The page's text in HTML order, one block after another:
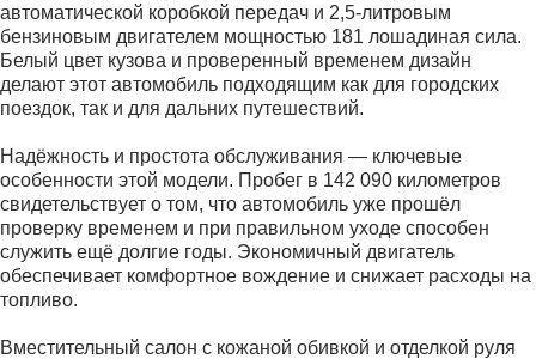
автоматической коробкой передач и 2,5-литровым
бензиновым двигателем мощностью 181 лошадиная сила.
Белый цвет кузова и проверенный временем дизайн
делают этот автомобиль подходящим как для городских
поездок, так и для дальних путешествий.
Надёжность и простота обслуживания — ключевые
особенности этой модели. Пробег в 142 090 километров
свидетельствует о том, что автомобиль уже прошёл
проверку временем и при правильном уходе способен
служить ещё долгие годы. Экономичный двигатель
обеспечивает комфортное вождение и снижает расходы на
топливо.
Вместительный салон с кожаной обивкой и отделкой руля